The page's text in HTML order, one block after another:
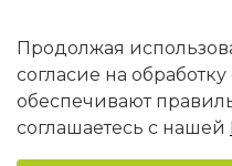
УНП 690852163
Юридический адрес:
г. Логойск, ул.
В торговом реестре
Продолжая
согласие на
обеспечивают
соглашаетесь с нашей